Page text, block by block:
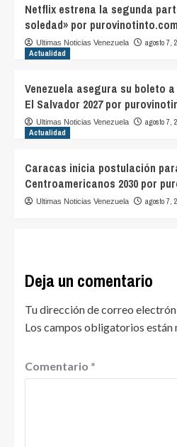
Netflix estrena la segunda
soledad» por purovinotinto.com
Ultimas Noticias Venezuela agosto 7,
Actualidad
Venezuela asegura su boleto a
El Salvador 2027 por
Ultimas Noticias Venezuela agosto 7,
Actualidad
Caracas inicia postulación
Centroamericanos 2030 por
Ultimas Noticias Venezuela agosto 7,
Deja un comentario
Tu dirección de correo
Los campos obligatorios están
Comentario *